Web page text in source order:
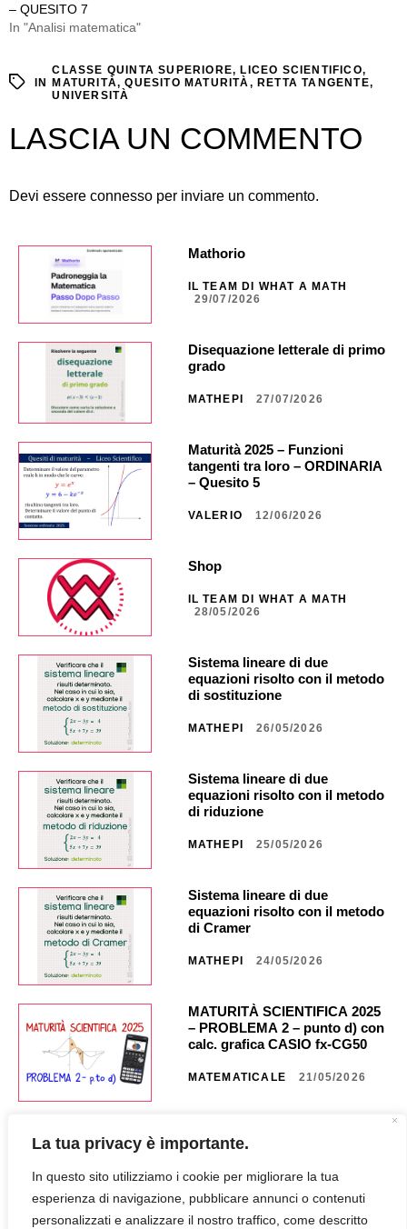
La tua privacy è importante.
In questo sito utilizziamo i cookie per migliorare la tua
esperienza di navigazione, pubblicare annunci o contenuti
personalizzati e analizzare il nostro traffico, come descritto
– QUESITO 7
In "Analisi matematica"
IN
CLASSE QUINTA SUPERIORE, LICEO SCIENTIFICO,
MATURITÀ,QUESITO MATURITÀ, RETTA TANGENTE,
UNIVERSITÀ
LASCIA UN COMMENTO
Devi essere connesso per inviare un commento.
Mathorio
IL TEAM DI WHAT A MATH
29/07/2026
Disequazione letterale di primo
grado
MATHEPI 27/07/2026
Maturità 2025 – Funzioni
tangenti tra loro – ORDINARIA
– Quesito 5
VALERIO 12/06/2026
Shop
IL TEAM DI WHAT A MATH
28/05/2026
Sistema lineare di due
equazioni risolto con il metodo
di sostituzione
MATHEPI 26/05/2026
Sistema lineare di due
equazioni risolto con il metodo
di riduzione
MATHEPI 25/05/2026
Sistema lineare di due
equazioni risolto con il metodo
di Cramer
MATHEPI 24/05/2026
MATURITÀ SCIENTIFICA 2025
– PROBLEMA 2 – punto d) con
calc. grafica CASIO fx-CG50 _
MATEMATICALE 21/05/2026
– PROBLEMA 2 – punto c) con
NA35 _ CG849
MATEMATICALE 18/05/2026